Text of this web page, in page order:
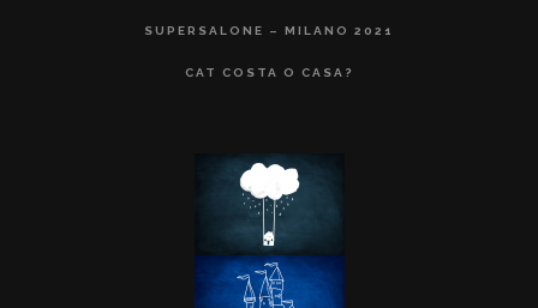
SUPERSALONE – MILANO 2021
CAT COSTA O CASA?